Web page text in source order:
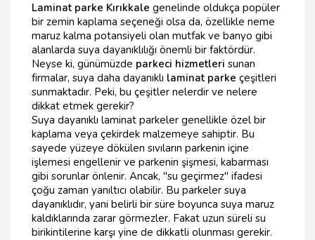
Laminat parke Kırıkkale genelinde oldukça popüler
bir zemin kaplama seçeneği olsa da, özellikle neme
maruz kalma potansiyeli olan mutfak ve banyo gibi
alanlarda suya dayanıklılığı önemli bir faktördür.
Neyse ki, günümüzde parkeci hizmetleri sunan
firmalar, suya daha dayanıklı laminat parke çeşitleri
sunmaktadır. Peki, bu çeşitler nelerdir ve nelere
dikkat etmek gerekir?
Suya dayanıklı laminat parkeler genellikle özel bir
kaplama veya çekirdek malzemeye sahiptir. Bu
sayede yüzeye dökülen sıvıların parkenin içine
işlemesi engellenir ve parkenin şişmesi, kabarması
gibi sorunlar önlenir. Ancak, "su geçirmez" ifadesi
çoğu zaman yanıltıcı olabilir. Bu parkeler suya
dayanıklıdır, yani belirli bir süre boyunca suya maruz
kaldıklarında zarar görmezler. Fakat uzun süreli su
birikintilerine karşı yine de dikkatli olunması gerekir.